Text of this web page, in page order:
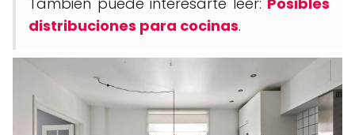
distribuciones para cocinas.